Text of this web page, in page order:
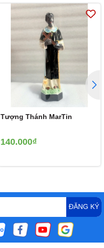
Tượng Thánh MarTin
140.000₫
ĐĂNG KÝ